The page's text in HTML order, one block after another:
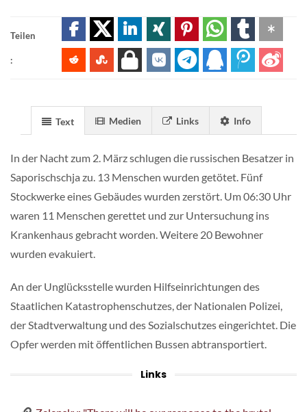
Teilen
:
Text Medien Links Info
In der Nacht zum 2. März schlugen die russischen Besatzer in
Saporischschja zu. 13 Menschen wurden getötet. Fünf
Stockwerke eines Gebäudes wurden zerstört. Um 06:30 Uhr
waren 11 Menschen gerettet und zur Untersuchung ins
Krankenhaus gebracht worden. Weitere 20 Bewohner
wurden evakuiert.
An der Unglücksstelle wurden Hilfseinrichtungen des
Staatlichen Katastrophenschutzes, der Nationalen Polizei,
der Stadtverwaltung und des Sozialschutzes eingerichtet. Die
Opfer werden mit öffentlichen Bussen abtransportiert.
Links